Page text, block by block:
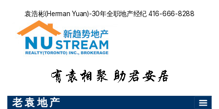
袁浩彬(Herman Yuan)-30年全职地产经纪 416-666-8288
老 袁 地 产